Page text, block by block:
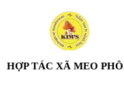
HỢP TÁC XÃ MEO